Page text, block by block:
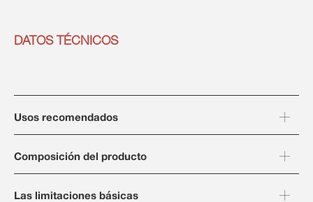
DATOS TÉCNICOS
Usos recomendados
Composición del producto
Las limitaciones básicas